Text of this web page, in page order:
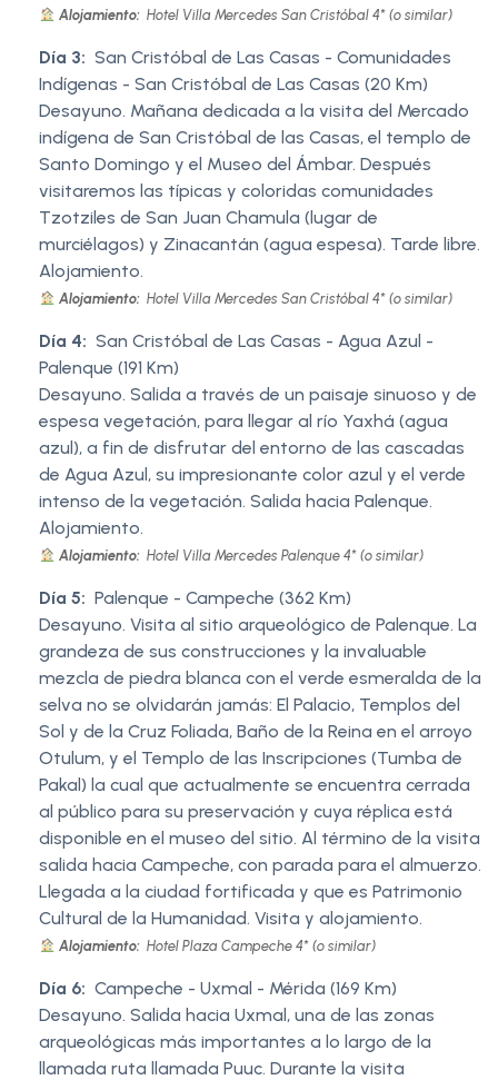
Alojamiento: Hotel Villa Mercedes San Cristóbal 4* (o similar)
Día 3: San Cristóbal de Las Casas - Comunidades
Indígenas - San Cristóbal de Las Casas (20 Km)
Desayuno. Mañana dedicada a la visita del Mercado
indígena de San Cristóbal de las Casas, el templo de
Santo Domingo y el Museo del Ámbar. Después
visitaremos las típicas y coloridas comunidades
Tzotziles de San Juan Chamula (lugar de
murciélagos) y Zinacantán (agua espesa). Tarde libre.
Alojamiento.
Alojamiento: Hotel Villa Mercedes San Cristóbal 4* (o similar)
Día 4: San Cristóbal de Las Casas - Agua Azul -
Palenque (191 Km)
Desayuno. Salida a través de un paisaje sinuoso y de
espesa vegetación, para llegar al río Yaxhá (agua
azul), a fin de disfrutar del entorno de las cascadas
de Agua Azul, su impresionante color azul y el verde
intenso de la vegetación. Salida hacia Palenque.
Alojamiento.
Alojamiento: Hotel Villa Mercedes Palenque 4* (o similar)
Día 5: Palenque - Campeche (362 Km)
Desayuno. Visita al sitio arqueológico de Palenque. La
grandeza de sus construcciones y la invaluable
mezcla de piedra blanca con el verde esmeralda de la
selva no se olvidarán jamás: El Palacio, Templos del
Sol y de la Cruz Foliada, Baño de la Reina en el arroyo
Otulum, y el Templo de las Inscripciones (Tumba de
Pakal) la cual que actualmente se encuentra cerrada
al público para su preservación y cuya réplica está
disponible en el museo del sitio. Al término de la visita
salida hacia Campeche, con parada para el almuerzo.
Llegada a la ciudad fortificada y que es Patrimonio
Cultural de la Humanidad. Visita y alojamiento.
Alojamiento: Hotel Plaza Campeche 4* (o similar)
Día 6: Campeche - Uxmal - Mérida (169 Km)
Desayuno. Salida hacia Uxmal, una de las zonas
arqueológicas más importantes a lo largo de la
llamada ruta llamada Puuc. Durante la visita